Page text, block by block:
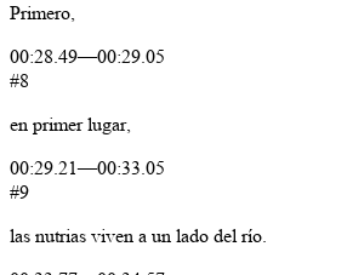
Primero,
00:28.49—00:29.05
#8
en primer lugar,
00:29.21—00:33.05
#9
las nutrias viven a un lado del río.